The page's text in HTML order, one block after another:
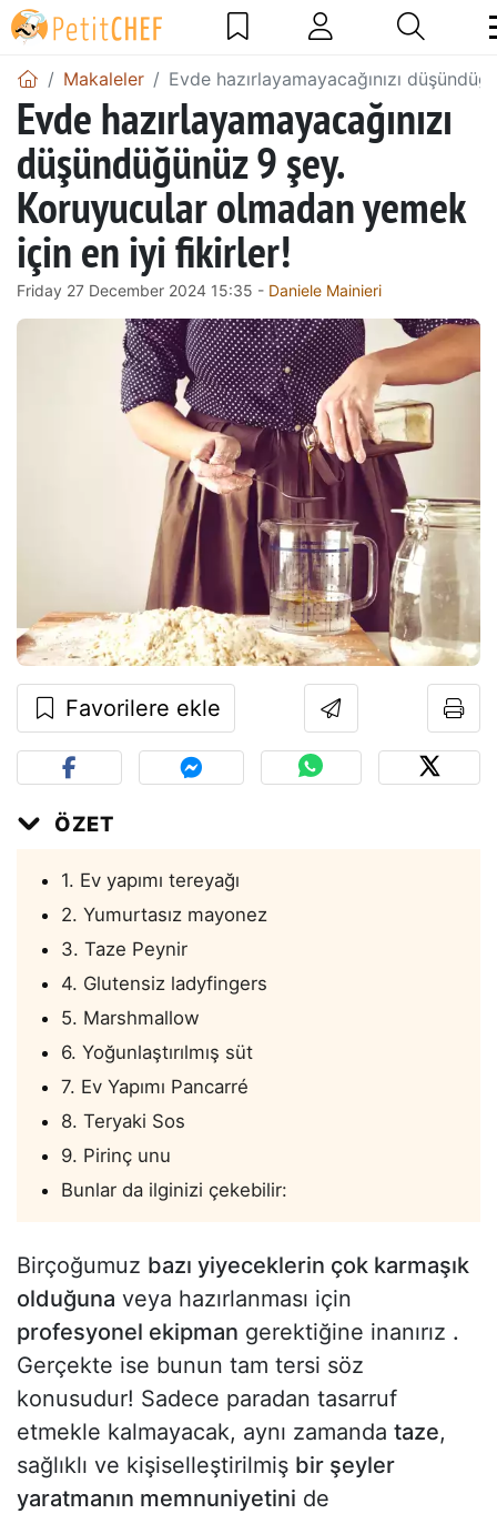
Makaleler Evde hazırlayamayacağınızı
Evde hazırlayamayacağınızı
düşündüğünüz 9 şey.
Koruyucular olmadan yemek
için en iyi fikirler!
Friday 27 December 2024 15:35 - Daniele Mainieri
Favorilere ekle
ÖZET
1. Ev yapımı tereyağı
2. Yumurtasız mayonez
3. Taze Peynir
4. Glutensiz ladyfingers
5. Marshmallow
6. Yoğunlaştırılmış süt
7. Ev Yapımı Pancarré
8. Teryaki Sos
9. Pirinç unu
Bunlar da ilginizi çekebilir:
Birçoğumuz bazı yiyeceklerin çok karmaşık
olduğuna veya hazırlanması için
profesyonel ekipman gerektiğine inanırız .
Gerçekte ise bunun tam tersi söz
konusudur! Sadece paradan tasarruf
etmekle kalmayacak, aynı zamanda taze,
sağlıklı ve kişiselleştirilmiş bir şeyler
yaratmanın memnuniyetini de